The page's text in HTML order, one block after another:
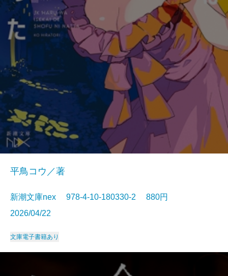
平鳥コウ／著
新潮文庫nex 978-4-10-180330-2 880円
2026/04/22
文庫電子書籍あり